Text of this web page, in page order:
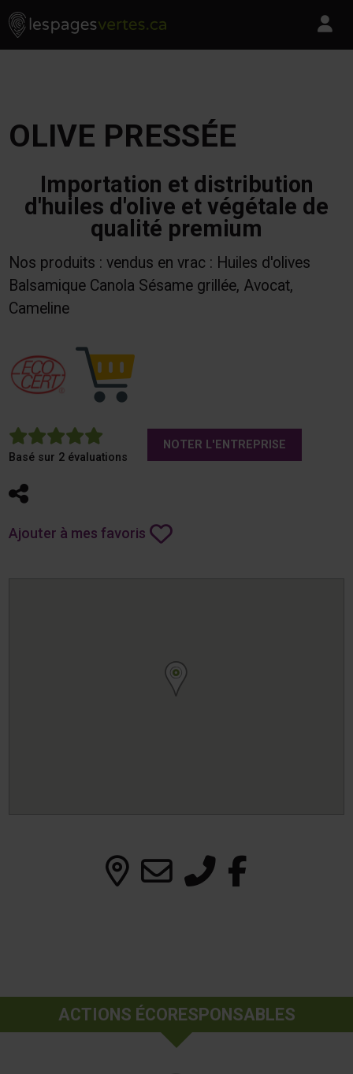
Skip to content
Les Pages Vertes - Go to homepage
OLIVE PRESSÉE
Importation et distribution
d'huiles d'olive et végétale de
qualité premium
Nos produits : vendus en vrac : Huiles d'olives
Balsamique Canola Sésame grillée, Avocat,
Cameline
5
Basé sur 2 évaluations
NOTER L'ENTREPRISE
Partager
Ajouter à mes favoris
ACTIONS ÉCORESPONSABLES